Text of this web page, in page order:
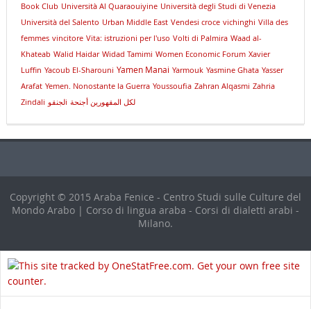
Book Club Università Al Quaraouiyine Università degli Studi di Venezia
Università del Salento Urban Middle East Vendesi croce vichinghi Villa des
femmes vincitore Vita: istruzioni per l'uso Volti di Palmira Waad al-
Khateab Walid Haidar Widad Tamimi Women Economic Forum Xavier
Luffin Yacoub El-Sharouni Yamen Manai Yarmouk Yasmine Ghata Yasser
Arafat Yemen. Nonostante la Guerra Youssoufia Zahran Alqasmi Zahria
Zindali
لجنقوi لكل المقهورين أجنحة
Copyright © 2015 Araba Fenice - Centro Studi sulle Culture del
Mondo Arabo | Corso di lingua araba - Corsi di dialetti arabi -
Milano.